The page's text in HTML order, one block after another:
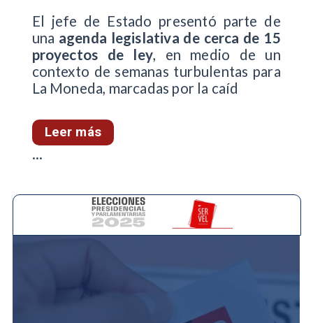
El jefe de Estado presentó parte de
una agenda legislativa de cerca de 15
proyectos de ley, en medio de un
contexto de semanas turbulentas para
La Moneda, marcadas por la caíd
Leer más
...